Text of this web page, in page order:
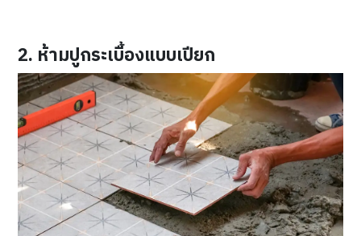
2. ห้ามปูกระเบื้องแบบเปียก